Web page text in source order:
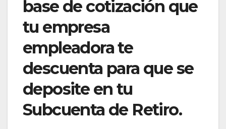
base de cotización que
tu empresa
empleadora te
descuenta para que se
deposite en tu
Subcuenta de Retiro.